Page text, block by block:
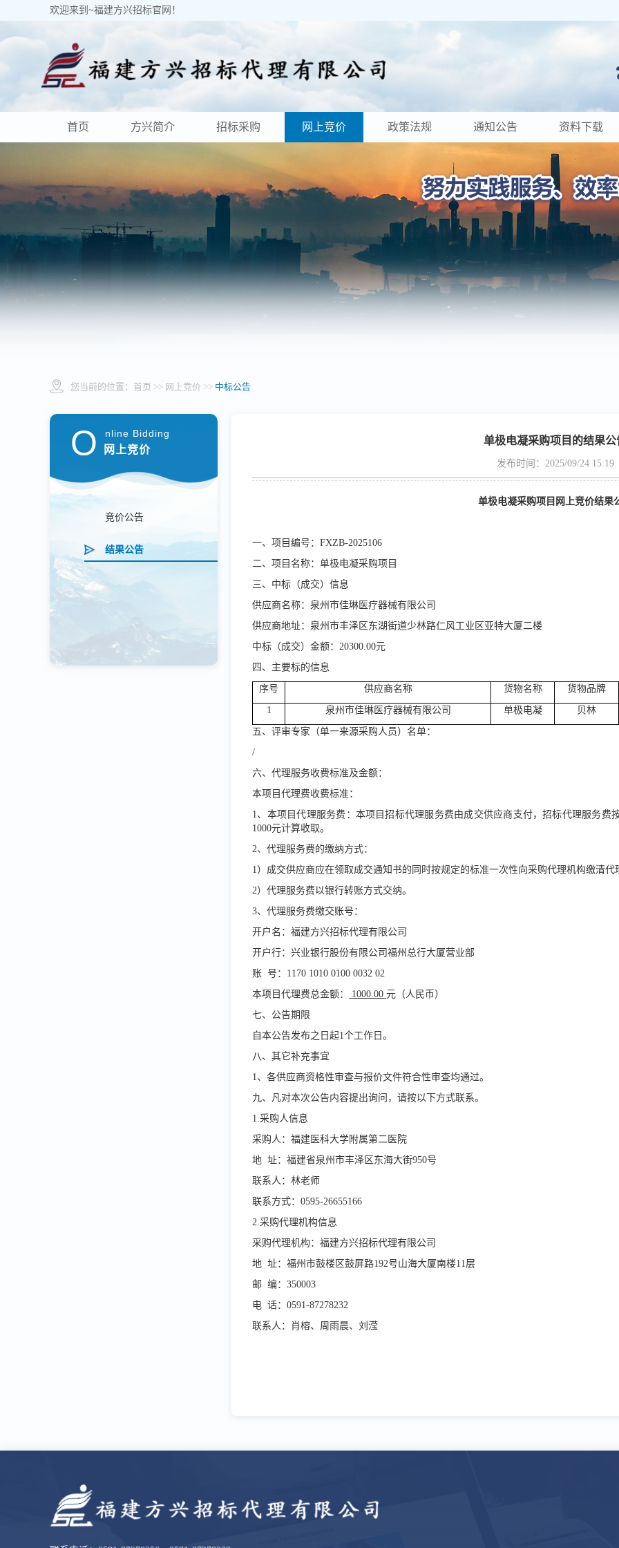
欢迎来到~福建方兴招标官网！
首页 方兴简介 招标采购 网上竞价 政策法规 通知公告 资料下载
您当前的位置： 首页 >> 网上竞价 >> 中标公告
O nline Bidding
网上竞价
竞价公告
结果公告
单极电凝采购项目的结果公
发布时间：2025/09/24 15:19
单极电凝采购项目 网上竞价结果
一、项目编号：FXZB-2025106
二、项目名称：单极电凝采购项目
三、中标（成交）信息
供应商名称：泉州市佳琳医疗器械有限公司
供应商地址：泉州市丰泽区东湖街道少林路仁风工业区亚特大厦二楼
中标（成交）金额：20300.00元
四、主要标的信息
序号 供应商名称 货物名称 货物品牌
1 泉州市佳琳医疗器械有限公司 单极电凝 贝林
五、评审专家（单一来源采购人员）名单：
/
六、代理服务收费标准及金额：
本项目代理费收费标准：
1、本项目代理服务费： 本项目招标代理服务费由成交供应商支付，招标代理服务费
1000元计算收取。
2、代理服务费的缴纳方式：
1）成交供应商应在领取成交通知书的同时按规定的标准一次性向采购代理机构缴清代
2）代理服务费以银行转账方式交纳。
3、代理服务费缴交账号：
开户名：福建方兴招标代理有限公司
开户行：兴业银行股份有限公司福州总行大厦营业部
账 号： 1170 1010 0100 0032 02
本项目代理费总金额：
1000.00元（人民币）
七、公告期限
自本公告发布之日起1个工作日。
八、其它补充事宜
1、各供应商资格性审查与报价文件符合性审查均通过。
九、凡对本次公告内容提出询问，请按以下方式联系。
1.采购人信息
采购人：福建医科大学附属第二医院
地 址：福建省泉州市丰泽区东海大街950号
联系人：林老师
联系方式：0595-26655166
2.采购代理机构信息
采购代理机构：福建方兴招标代理有限公司
地 址：福州市鼓楼区鼓屏路192号山海大厦南楼11层
邮
编：350003
电 话：0591-87278232
联系人：肖榕、周雨晨、刘滢